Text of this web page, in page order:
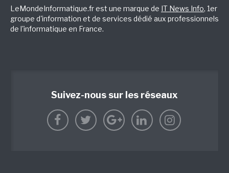
LeMondeInformatique.fr est une marque de IT News Info, 1er
groupe d'information et de services dédié aux professionnels
de l'informatique en France.
Suivez-nous sur les réseaux